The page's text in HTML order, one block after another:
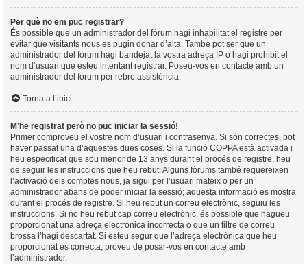
Per què no em puc registrar?
És possible que un administrador del fòrum hagi inhabilitat el registre per
evitar que visitants nous es pugin donar d’alta. També pot ser que un
administrador del fòrum hagi bandejat la vostra adreça IP o hagi prohibit el
nom d’usuari que esteu intentant registrar. Poseu-vos en contacte amb un
administrador del fòrum per rebre assistència.
Torna a l’inici
M’he registrat però no puc iniciar la sessió!
Primer comproveu el vostre nom d’usuari i contrasenya. Si són correctes, pot
haver passat una d’aquestes dues coses. Si la funció COPPA està activada i
heu especificat que sou menor de 13 anys durant el procés de registre, heu
de seguir les instruccions que heu rebut. Alguns fòrums també requereixen
l’activació dels comptes nous, ja sigui per l’usuari mateix o per un
administrador abans de poder iniciar la sessió; aquesta informació es mostra
durant el procés de registre. Si heu rebut un correu electrònic, seguiu les
instruccions. Si no heu rebut cap correu electrònic, és possible que hagueu
proporcionat una adreça electrònica incorrecta o que un filtre de correu
brossa l’hagi descartat. Si esteu segur que l’adreça electrònica que heu
proporcionat és correcta, proveu de posar-vos en contacte amb
l’administrador.